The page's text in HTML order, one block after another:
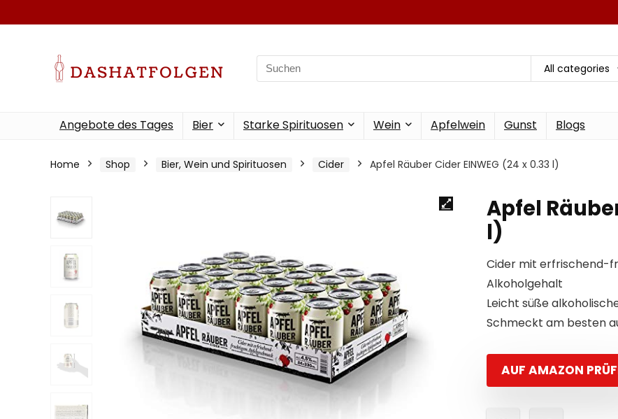
Search
for:
All categories
Angebote des Tages Bier Starke Spirituosen Wein Apfelwein Gunst Blogs
Home Shop Bier, Wein und Spirituosen Cider Apfel Räuber Cider EINWEG (24 x 0.33 l)
Apfel
l)
Cider mit erfrischend-
Alkoholgehalt
Leicht süße
Schmeckt am besten
AUF AMAZON